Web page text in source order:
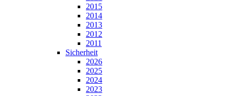
2015
2014
2013
2012
2011
Sicherheit
2026
2025
2024
2023